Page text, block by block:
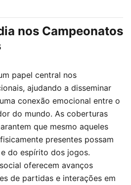
nos Campeonatos
papel central nos
ajudando a disseminar
conexão emocional entre o
do mundo. As coberturas
que mesmo aqueles
presentes possam
do espírito dos jogos.
oferecem avanços
de partidas e interações em